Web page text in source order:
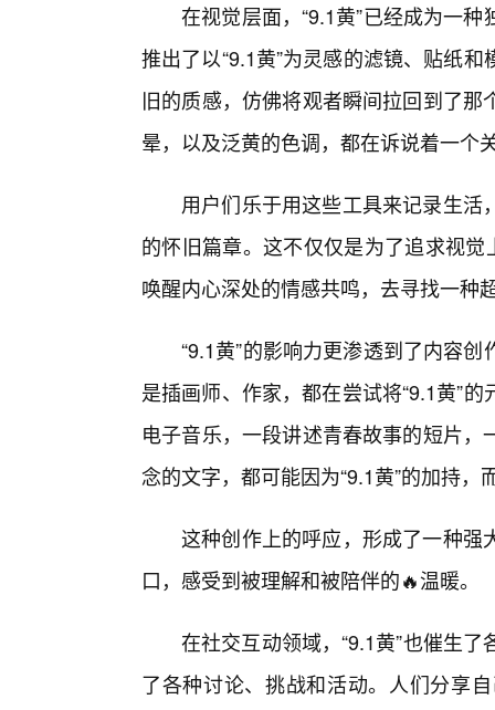
在视觉层面，“9.1黄”已经成为一
推出了以“9.1黄”为灵感的滤镜、贴纸
旧的质感，仿佛将观者瞬间拉回到了
晕，以及泛黄的色调，都在诉说着一个
用户们乐于用这些工具来记录生
的怀旧篇章。这不仅仅是为了追求视
唤醒内心深处的情感共鸣，去寻找一种
“9.1黄”的影响力更渗透到了内容
是插画师、作家，都在尝试将“9.1黄”
电子音乐，一段讲述青春故事的短片
念的文字，都可能因为“9.1黄”的加持
这种创作上的呼应，形成了一种强
口，感受到被理解和被陪伴的🔥温暖。
在社交互动领域，“9.1黄”也催生
了各种讨论、挑战和活动。人们分享